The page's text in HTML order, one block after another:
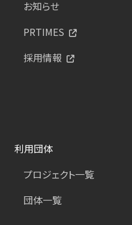
お知らせ
PRTIMES
採用情報
利用団体
プロジェクト一覧
団体一覧